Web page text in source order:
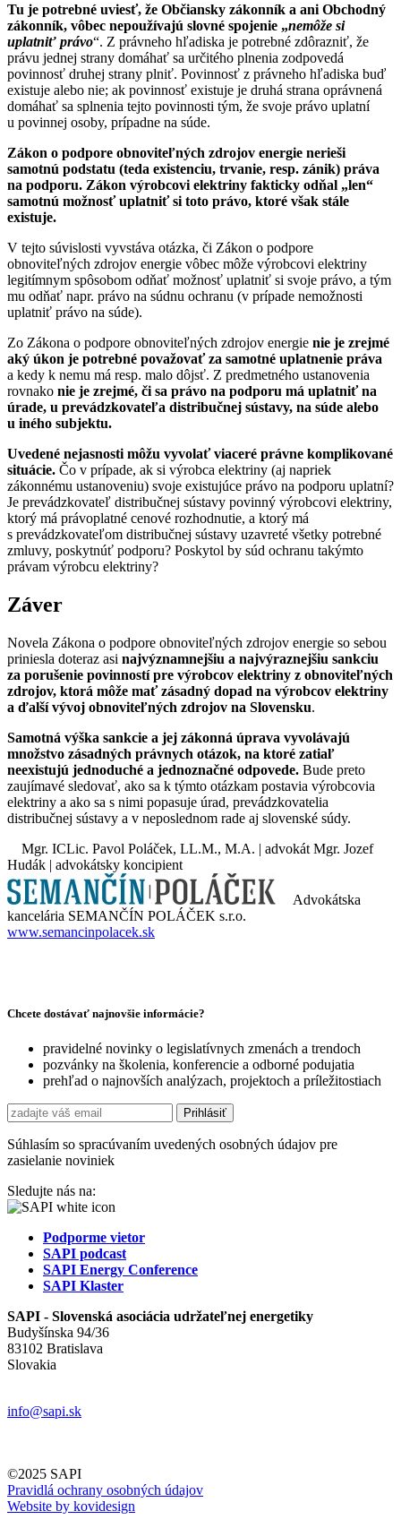
Tu je potrebné uviesť, že Občiansky zákonník a ani Obchodný
zákonník, vôbec nepoužívajú slovné spojenie „nemôže si
uplatniť právo“. Z právneho hľadiska je potrebné zdôrazniť, že
právu jednej strany domáhať sa určitého plnenia zodpovedá
povinnosť druhej strany plniť. Povinnosť z právneho hľadiska buď
existuje alebo nie; ak povinnosť existuje je druhá strana oprávnená
domáhať sa splnenia tejto povinnosti tým, že svoje právo uplatní
u povinnej osoby, prípadne na súde.
Zákon o podpore obnoviteľných zdrojov energie nerieši
samotnú podstatu (teda existenciu, trvanie, resp. zánik) práva
na podporu. Zákon výrobcovi elektriny fakticky odňal „len“
samotnú možnosť uplatniť si toto právo, ktoré však stále
existuje.
V tejto súvislosti vyvstáva otázka, či Zákon o podpore
obnoviteľných zdrojov energie vôbec môže výrobcovi elektriny
legitímnym spôsobom odňať možnosť uplatniť si svoje právo, a tým
mu odňať napr. právo na súdnu ochranu (v prípade nemožnosti
uplatniť právo na súde).
Zo Zákona o podpore obnoviteľných zdrojov energie nie je zrejmé
aký úkon je potrebné považovať za samotné uplatnenie práva
a kedy k nemu má resp. malo dôjsť. Z predmetného ustanovenia
rovnako nie je zrejmé, či sa právo na podporu má uplatniť na
úrade, u prevádzkovateľa distribučnej sústavy, na súde alebo
u iného subjektu.
Uvedené nejasnosti môžu vyvolať viaceré právne komplikované
situácie. Čo v prípade, ak si výrobca elektriny (aj napriek
zákonnému ustanoveniu) svoje existujúce právo na podporu uplatní?
Je prevádzkovateľ distribučnej sústavy povinný výrobcovi elektriny,
ktorý má právoplatné cenové rozhodnutie, a ktorý má
s prevádzkovateľom distribučnej sústavy uzavreté všetky potrebné
zmluvy, poskytnúť podporu? Poskytol by súd ochranu takýmto
právam výrobcu elektriny?
Záver
Novela Zákona o podpore obnoviteľných zdrojov energie so sebou
priniesla doteraz asi najvýznamnejšiu a najvýraznejšiu sankciu
za porušenie povinností pre výrobcov elektriny z obnoviteľných
zdrojov, ktorá môže mať zásadný dopad na výrobcov elektriny
a ďalší vývoj obnoviteľných zdrojov na Slovensku.
Samotná výška sankcie a jej zákonná úprava vyvolávajú
množstvo zásadných právnych otázok, na ktoré zatiaľ
neexistujú jednoduché a jednoznačné odpovede. Bude preto
zaujímavé sledovať, ako sa k týmto otázkam postavia výrobcovia
elektriny a ako sa s nimi popasuje úrad, prevádzkovatelia
distribučnej sústavy a v neposlednom rade aj slovenské súdy.
Mgr. ICLic. Pavol Poláček, LL.M., M.A. | advokát Mgr. Jozef
Hudák | advokátsky koncipient
Advokátska
kancelária SEMANČÍN POLÁČEK s.r.o.
www.semancinpolacek.sk
Chcete dostávať najnovšie informácie?
pravidelné novinky o legislatívnych zmenách a trendoch
pozvánky na školenia, konferencie a odborné podujatia
prehľad o najnovších analýzach, projektoch a príležitostiach
Súhlasím so spracúvaním uvedených osobných údajov pre
zasielanie noviniek
Sledujte nás na:
Podporme vietor
SAPI podcast
SAPI Energy Conference
SAPI Klaster
SAPI - Slovenská asociácia udržateľnej energetiky
Budyšínska 94/36
83102 Bratislava
Slovakia
info@sapi.sk
©2025 SAPI
Pravidlá ochrany osobných údajov
Website by kovidesign